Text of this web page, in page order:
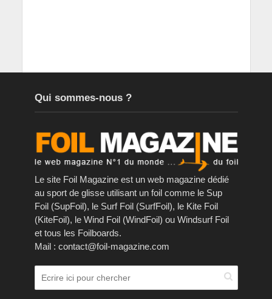
Qui sommes-nous ?
Le site Foil Magazine est un web magazine dédié
au sport de glisse utilisant un foil comme le Sup
Foil (SupFoil), le Surf Foil (SurfFoil), le Kite Foil
(KiteFoil), le Wind Foil (WindFoil) ou Windsurf Foil
et tous les Foilboards.
Mail : contact@foil-magazine.com